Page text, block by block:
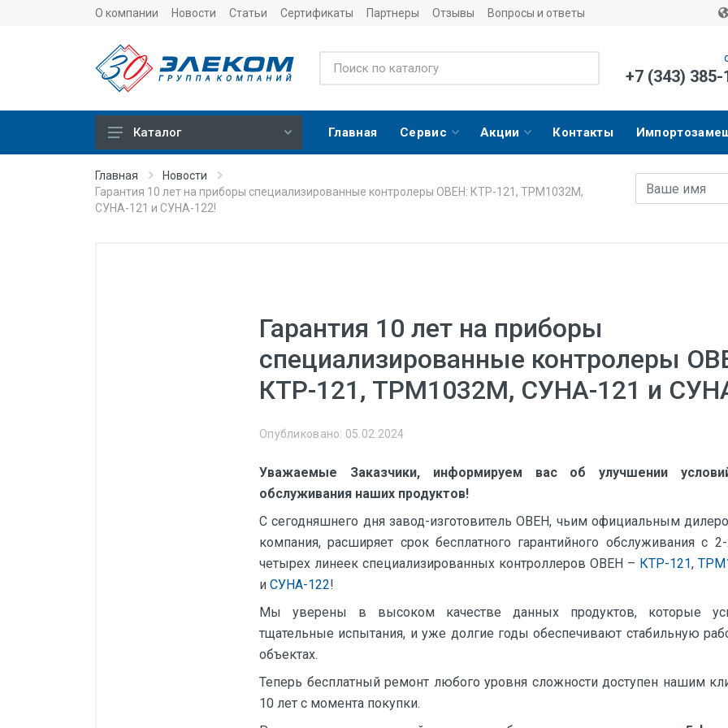
О компании Новости Статьи Сертификаты Партнеры Отзывы Вопросы и ответы
+7 (343)
Тепловычислители
Оборудование для монтажа
Каталог Главная Сервис Акции Контакты
Главная
Новости
Гарантия 10 лет на приборы специализированные контролеры ОВЕН: КТР-121, ТРМ1032М,
СУНА-121 и СУНА-122!
Имя
E-mail адрес
Гарантия 10 лет на приборы
специализированные контролеры
КТР-121, ТРМ1032М, СУНА-121 и
Опубликовано: 05.02.2024
Уважаемые Заказчики, информируем вас об улучшении
обслуживания наших продуктов!
С сегодняшнего дня завод-изготовитель ОВЕН, чьим официальным
компания, расширяет срок бесплатного гарантийного обслуживания с
четырех линеек специализированных контроллеров ОВЕН – КТР-121,
и СУНА-122!
Мы уверены в высоком качестве данных продуктов, которые
тщательные испытания, и уже долгие годы обеспечивают стабильную
объектах.
Теперь бесплатный ремонт любого уровня сложности доступен нашим
10 лет с момента покупки.